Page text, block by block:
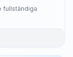
fullständiga